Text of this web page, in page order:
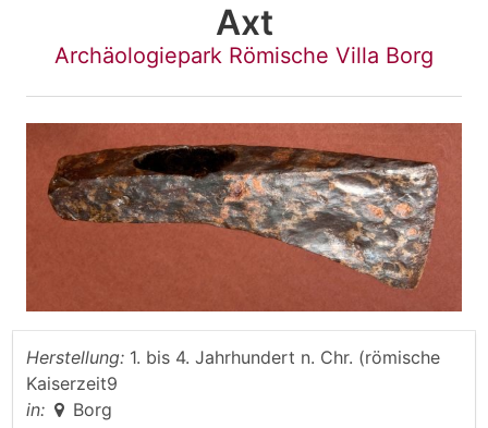
Axt
Archäologiepark Römische Villa Borg
Herstellung: 1. bis 4. Jahrhundert n. Chr. (römische
Kaiserzeit9
in:
Borg